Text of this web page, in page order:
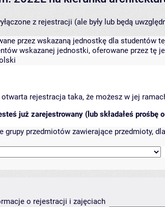
z rejestracji (ale były lub będą
przez wskazaną jednostkę dla studentów
wskazanej jednostki, oferowane przez tę
rejestracja taka, że możesz w jej
już zarejestrowany (lub składałeś prośbę
grupy przedmiotów zawierające przedmioty,
o rejestracji i zajęciach